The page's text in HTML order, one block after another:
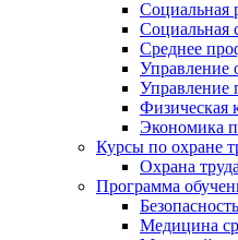
Социальная
Социальная
Среднее
Управление
Управление
Физическая
Экономика
Курсы по охране
Охрана
Программа
Медицина